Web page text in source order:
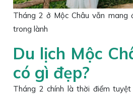
Tháng 2 ở Mộc Châu vẫn mang
trong lành
Du lịch Mộc
có gì đẹp?
Tháng 2 chính là thời điểm